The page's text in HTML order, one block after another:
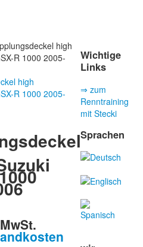
high
R 1000 2005-
Wichtige
Links
⇒ zum
Renntraining
mit Stecki
Sprachen